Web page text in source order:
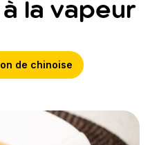
la vapeur
de chinoise